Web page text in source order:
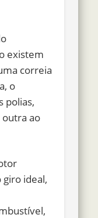
existem
correia
o
polias,
outra ao
ideal,
,